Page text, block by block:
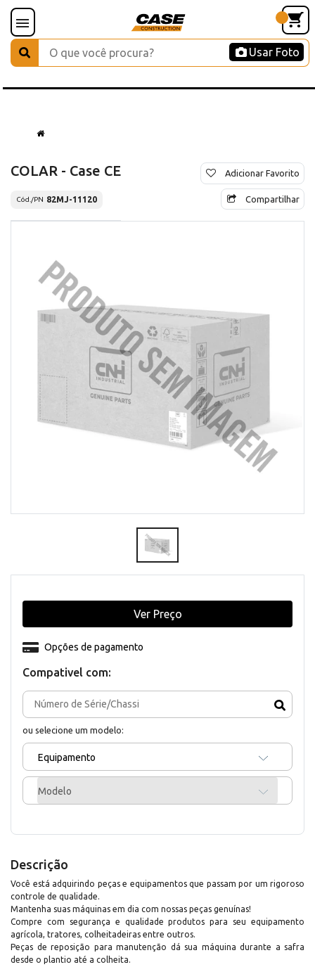
Usar Foto
COLAR - Case CE
Cód./PN 82MJ-11120
Adicionar Favorito
Compartilhar
Compativel com:
ou selecione um modelo:
Equipamento
Modelo
Opções de pagamento
Ver Preço
Descrição
Você está adquirindo peças e equipamentos que passam por um rigoroso
controle de qualidade.
Mantenha suas máquinas em dia com nossas peças genuínas!
Compre com segurança e qualidade produtos para seu equipamento
agrícola, tratores, colheitadeiras entre outros.
Peças de reposição para manutenção dá sua máquina durante a safra
desde o plantio até a colheita.